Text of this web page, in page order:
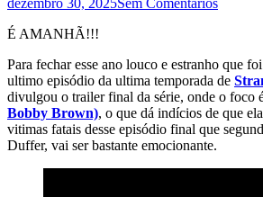
É AMANHÃ!!!
Para fechar esse ano louco e estranho que
ultimo episódio da ultima temporada de
divulgou o trailer final da série, onde o foco
Bobby Brown), o que dá indícios de que
vitimas fatais desse episódio final que
Duffer, vai ser bastante emocionante.